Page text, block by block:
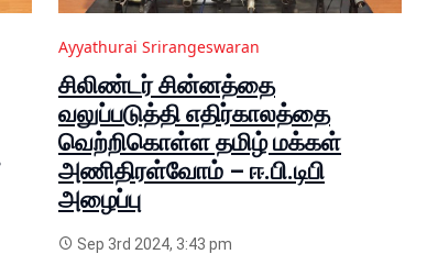
Ayyathurai Srirangeswaran
சிலிண்டர் சின்னத்தை
வலுப்படுத்தி எதிர்காலத்தை
வெற்றிகொள்ள தமிழ் மக்கள்
அணிதிரள்வோம் – ஈ.பி.டிபி
அழைப்பு
Sep 3rd 2024, 3:43 pm